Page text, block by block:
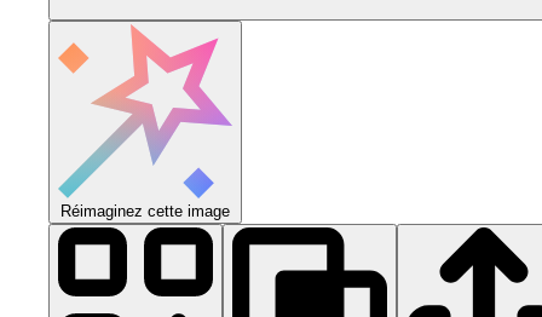
Réimaginez cette image